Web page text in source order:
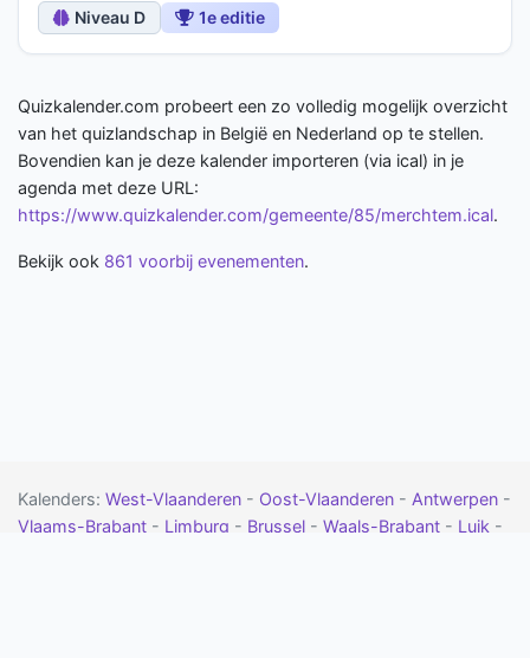
Niveau D 1e editie
Quizkalender.com probeert een zo volledig mogelijk overzicht
van het quizlandschap in België en Nederland op te stellen.
Bovendien kan je deze kalender importeren (via ical) in je
agenda met deze URL:
https://www.quizkalender.com/gemeente/85/merchtem.ical.
Bekijk ook 861 voorbij evenementen.
Kalenders: West-Vlaanderen - Oost-Vlaanderen - Antwerpen -
Vlaams-Brabant - Limburg - Brussel - Waals-Brabant - Luik -